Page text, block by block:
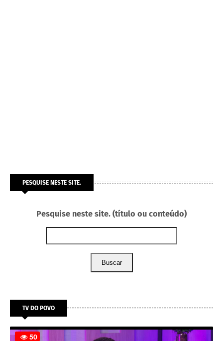
PESQUISE NESTE SITE.
Pesquise neste site. (título ou conteúdo)
Buscar
TV DO POVO